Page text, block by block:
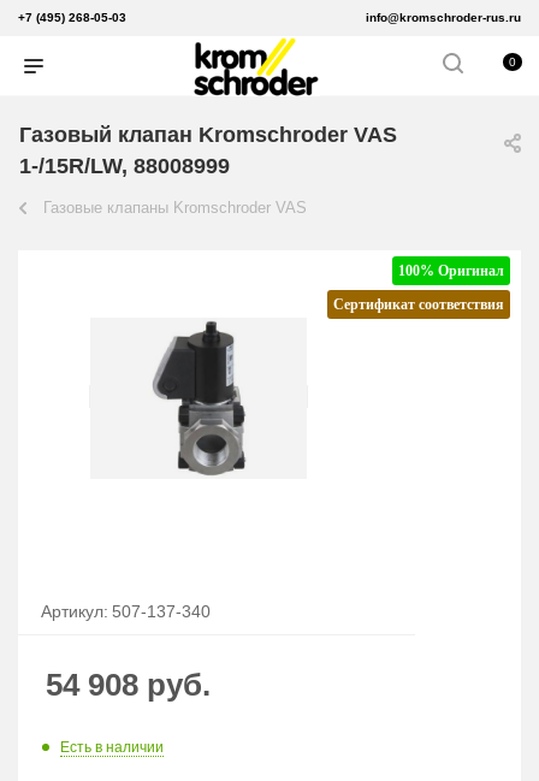
+7 (495) 268-05-03 info@kromschroder-rus.ru
0
Газовый клапан Kromschroder VAS
1-/15R/LW, 88008999
Газовые клапаны Kromschroder VAS
100% Оригинал
Сертификат соответствия
Артикул: 507-137-340
54 908 руб.
Есть в наличии